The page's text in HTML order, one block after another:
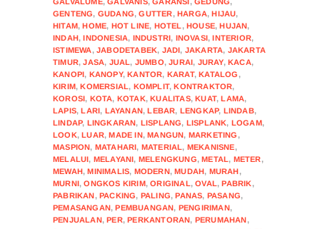
GENTENG, GUDANG,GUTTER,HARGA,HIJAU,
HITAM,HOME, HOT LINE, HOTEL ,HOUSE,HUJAN,
INDAH,INDONESIA, INDUSTRI, INOVASI,INTERIOR,
ISTIMEWA,JABODETABEK, JADI, JAKARTA, JAKARTA
TIMUR,JASA, JUAL, JUMBO,JURAI, JURAY,KACA,
KANOPI, KANOPY,KANTOR, KARAT,KATALOG ,
KIRIM,KOMERSIAL, KOMPLIT,KONTRAKTOR,
KOROSI, KOTA, KOTAK,KUALITAS,KUAT,LAMA,
LAPIS,LARI, LAYANAN,LEBAR, LENGKAP, LINDAB,
LINDAP, LINGKARAN, LISPLANG, LISPLANK, LOGAM,
LOOK,LUAR,MADE IN,MANGUN, MARKETING ,
MASPION, MATAHARI, MATERIAL, MEKANISNE,
MELALUI, MELAYANI, MELENGKUNG,METAL, METER,
MEWAH,MINIMALIS, MODERN,MUDAH, MURAH,
MURNI,ONGKOS KIRIM,ORIGINAL,OVAL,PABRIK,
PABRIKAN,PACKING, PALING,PANAS, PASANG,
PEMASANGAN,PEMBUANGAN, PENGIRIMAN,
PENJUALAN,PER,PERKANTORAN, PERUMAHAN,